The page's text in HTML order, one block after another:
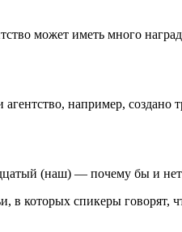
может иметь много
например, создано
(наш) — почему бы и
в которых спикеры говорят,